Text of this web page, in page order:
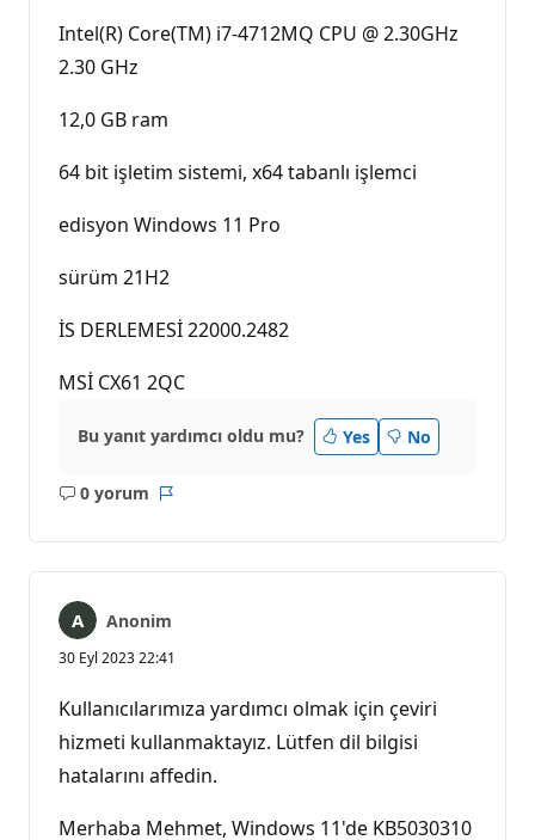
Intel(R) Core(TM) i7-4712MQ CPU @ 2.30GHz
2.30 GHz
12,0 GB ram
64 bit işletim sistemi, x64 tabanlı işlemci
edisyon Windows 11 Pro
sürüm 21H2
İS DERLEMESİ 22000.2482
MSİ CX61 2QC
Bu yanıt yardımcı oldu mu? Yes No
0 yorum
Açıklama
Anonim
30 Eyl 2023 22:41
Kullanıcılarımıza yardımcı olmak için çeviri
hizmeti kullanmaktayız. Lütfen dil bilgisi
hatalarını affedin.
Merhaba Mehmet, Windows 11'de KB5030310